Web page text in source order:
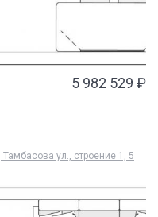
5 982 529 ₽
Тамбасова ул., строение 1, 5